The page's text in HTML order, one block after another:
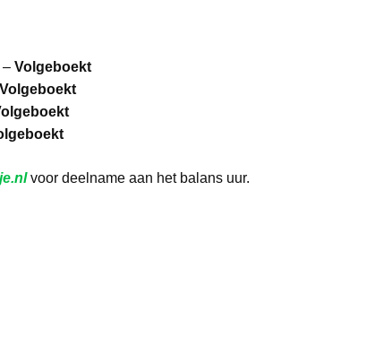
– Volgeboekt
Volgeboekt
voor deelname aan het balans uur.